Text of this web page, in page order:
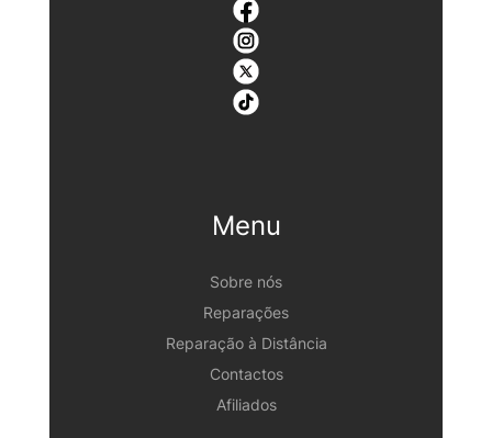
Menu
Sobre nós
Reparações
Reparação à Distância
Contactos
Afiliados